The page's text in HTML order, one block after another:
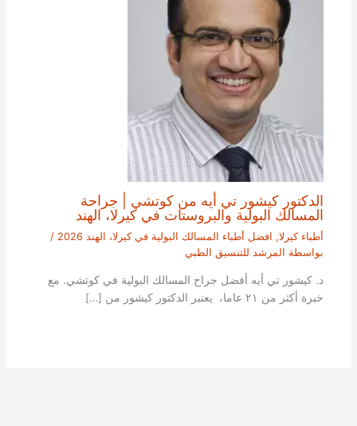
الدكتور كيشور تي أيه من كوتشي | جراحة
المسالك البولية والبروستات في كيرلا، الهند
أطباء كيرلا, افضل أطباء المسالك البولية في كيرلا، الهند 2026
/
بواسطة المرشد للتنسيق الطبي
د. كيشور تي أيه أفضل جراح المسالك البولية في كوتشي. مع
خبرة أكثر من ٢١ عاما، يعتبر الدكتور كيشور من […]